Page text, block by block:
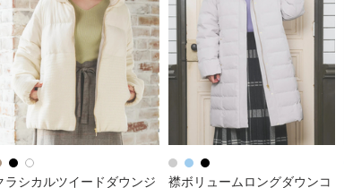
ラシカルツイードダウンジ
襟ボリュームロングダウンコ